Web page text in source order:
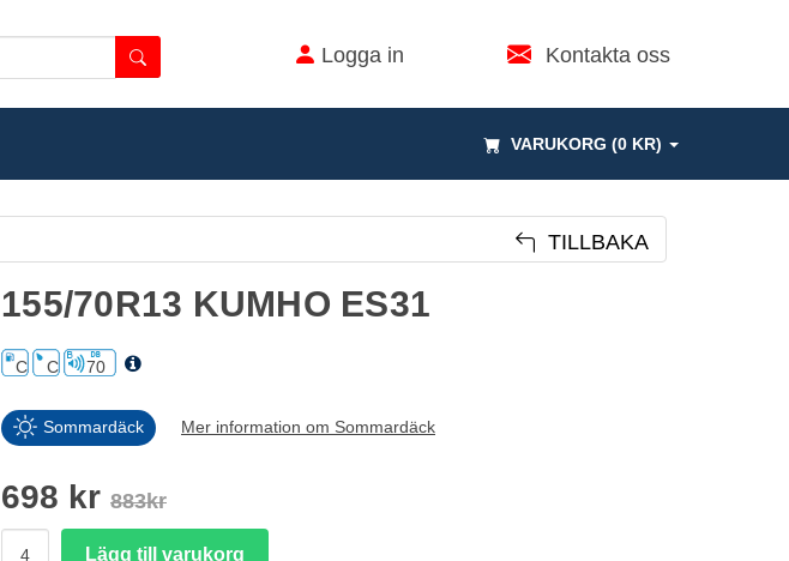
Logga in Kontakta oss
VARUKORG (0 KR)
TILLBAKA
155/70R13 KUMHO ES31
C C 70
Sommardäck Mer information om Sommardäck
698 kr 883kr